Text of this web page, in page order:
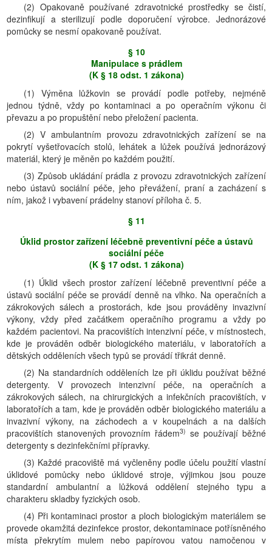
(2) Opakovaně používané zdravotnické prostředky se čistí,
dezinfikují a sterilizují podle doporučení výrobce. Jednorázové
pomůcky se nesmí opakovaně používat.
§ 10
Manipulace s prádlem
(K § 18 odst. 1 zákona)
(1) Výměna lůžkovin se provádí podle potřeby, nejméně
jednou týdně, vždy po kontaminaci a po operačním výkonu či
převazu a po propuštění nebo přeložení pacienta.
(2) V ambulantním provozu zdravotnických zařízení se na
pokrytí vyšetřovacích stolů, lehátek a lůžek používá jednorázový
materiál, který je měněn po každém použití.
(3) Způsob ukládání prádla z provozu zdravotnických zařízení
nebo ústavů sociální péče, jeho převážení, praní a zacházení s
ním, jakož i vybavení prádelny stanoví příloha č. 5.
§ 11
Úklid prostor zařízení léčebně preventivní péče a ústavů
sociální péče
(K § 17 odst. 1 zákona)
(1) Úklid všech prostor zařízení léčebně preventivní péče a
ústavů sociální péče se provádí denně na vlhko. Na operačních a
zákrokových sálech a prostorách, kde jsou prováděny invazivní
výkony, vždy před začátkem operačního programu a vždy po
každém pacientovi. Na pracovištích intenzivní péče, v místnostech,
kde je prováděn odběr biologického materiálu, v laboratořích a
dětských odděleních všech typů se provádí třikrát denně.
(2) Na standardních odděleních lze při úklidu používat běžné
detergenty. V provozech intenzivní péče, na operačních a
zákrokových sálech, na chirurgických a infekčních pracovištích, v
laboratořích a tam, kde je prováděn odběr biologického materiálu a
invazivní výkony, na záchodech a v koupelnách a na dalších
pracovištích stanovených provozním řádem3) se používají běžné
detergenty s dezinfekčními přípravky.
(3) Každé pracoviště má vyčleněny podle účelu použití vlastní
úklidové pomůcky nebo úklidové stroje, výjimkou jsou pouze
standardní ambulantní a lůžková oddělení stejného typu a
charakteru skladby fyzických osob.
(4) Při kontaminaci prostor a ploch biologickým materiálem se
provede okamžitá dezinfekce prostor, dekontaminace potřísněného
místa překrytím mulem nebo papírovou vatou namočenou v